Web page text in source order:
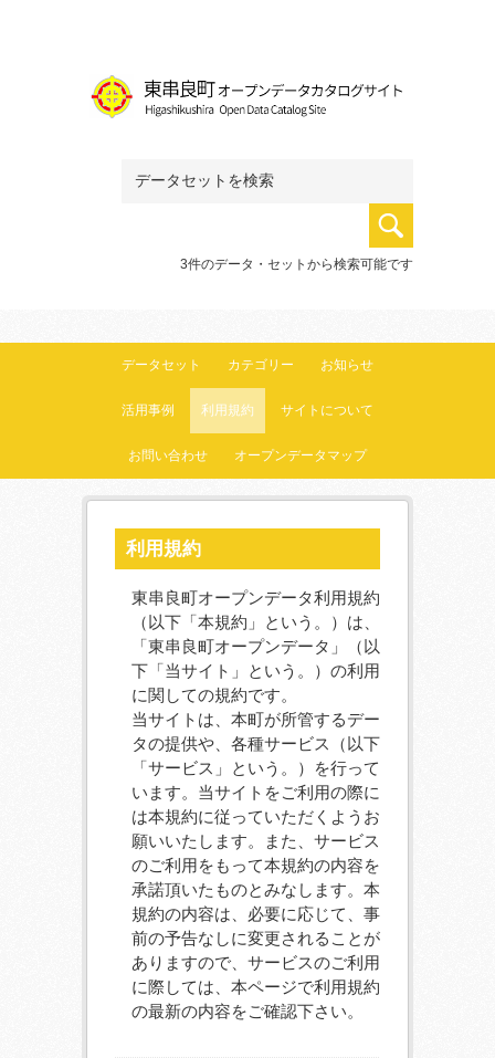
3件のデータ・セットから検索可能です
データセット カテゴリー お知らせ
活用事例 利用規約 サイトについて
お問い合わせ オープンデータマップ
利用規約
東串良町オープンデータ利用規約
（以下「本規約」という。）は、
「東串良町オープンデータ」（以
下「当サイト」という。）の利用
に関しての規約です。
当サイトは、本町が所管するデー
タの提供や、各種サービス（以下
「サービス」という。）を行って
います。当サイトをご利用の際に
は本規約に従っていただくようお
願いいたします。また、サービス
のご利用をもって本規約の内容を
承諾頂いたものとみなします。本
規約の内容は、必要に応じて、事
前の予告なしに変更されることが
ありますので、サービスのご利用
に際しては、本ページで利用規約
の最新の内容をご確認下さい。